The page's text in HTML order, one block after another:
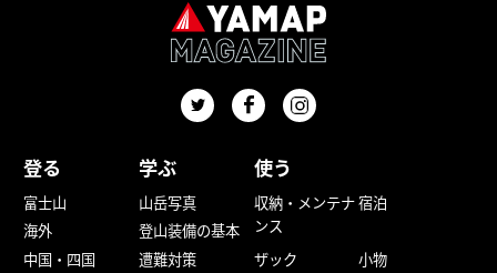
登る
富士山
海外
中国・四国
学ぶ
山岳写真
登山装備の基本
遭難対策
使う
収納・メンテナ
ンス
宿泊
ザック
小物